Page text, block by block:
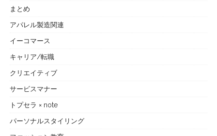
まとめ
アパレル製造関連
イーコマース
キャリア/転職
クリエイティブ
サービスマナー
トプセラ × note
パーソナルスタイリング